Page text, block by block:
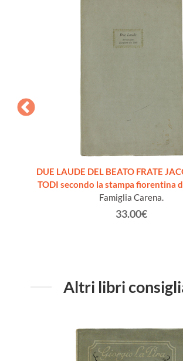
DUE LAUDE DEL BEATO FRATE
TODI secondo la stampa fiorentina
Famiglia Carena.
33.00€
Altri libri